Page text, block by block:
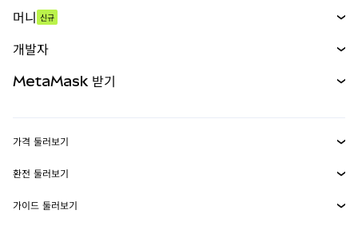
무기한 선물
실물자산
머니 신규
개발자
MetaMask Connect
Snaps
MetaMask 받기
보안
가격 둘러보기
이더리움 가격
솔라나 가격
환전 둘러보기
ETH를 USD로 환전
가이드 둘러보기